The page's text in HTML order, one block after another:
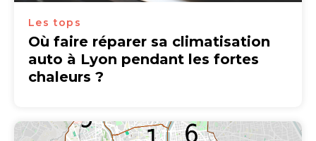
Les tops
Où faire réparer sa climatisation
auto à Lyon pendant les fortes
chaleurs ?